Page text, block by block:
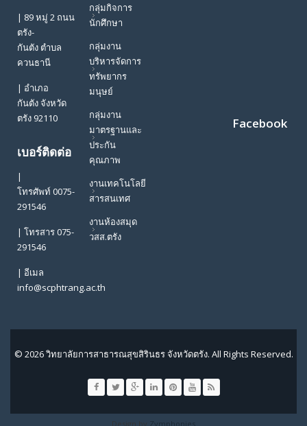
| 89 หมู่ 2 ถนน
ตรัง-
กันตัง ตำบล
ควนธานี
| อำเภอ
กันตัง จังหวัด
ตรัง 92110
เบอร์ติดต่อ
|
โทรศัพท์ 0075-
291546
| โทรสาร 075-
291546
| อีเมล
info@scphtrang.ac.th
กลุ่มกิจการ
นักศึกษา
กลุ่มงาน
บริหารจัดการ
ทรัพยากร
มนุษย์
กลุ่มงาน
มาตรฐานและ
ประกัน
คุณภาพ
งานเทคโนโลยี
สารสนเทศ
งานห้องสมุด
วสส.ตรัง
Facebook
© 2026 วิทยาลัยการสาธารณสุขสิรินธร จังหวัดตรัง. All Rights Reserved.
Design by Zymphonies